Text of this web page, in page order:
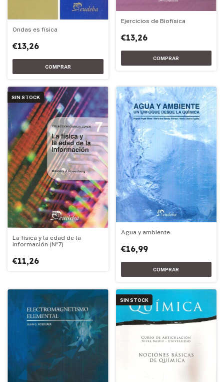
Ondas es física
€13,26
Ejercicios de Biofísica
€13,26
SIN STOCK
La física y la edad de la
información (Nº7)
€11,26
Agua y ambiente
€16,99
SIN STOCK